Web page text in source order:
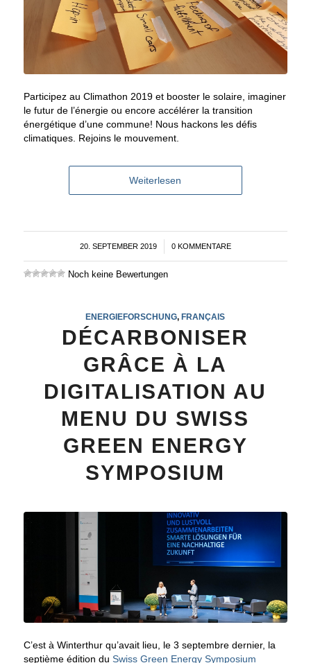
Participez au Climathon 2019 et booster le solaire, imaginer
le futur de l’énergie ou encore accélérer la transition
énergétique d’une commune! Nous hackons les défis
climatiques. Rejoins le mouvement.
Weiterlesen
20. SEPTEMBER 2019
/ 0 KOMMENTARE
Noch keine Bewertungen
ENERGIEFORSCHUNG, FRANÇAIS
DÉCARBONISER
GRÂCE À LA
DIGITALISATION AU
MENU DU SWISS
GREEN ENERGY
SYMPOSIUM
C’est à Winterthur qu’avait lieu, le 3 septembre dernier, la
septième édition du Swiss Green Energy Symposium